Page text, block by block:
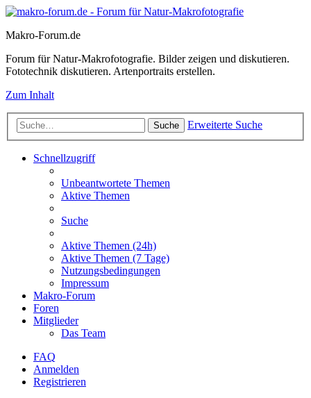
Makro-Forum.de
Forum für Natur-Makrofotografie. Bilder zeigen und diskutieren.
Fototechnik diskutieren. Artenportraits erstellen.
Zum Inhalt
Suche Erweiterte Suche
Schnellzugriff
Unbeantwortete Themen
Aktive Themen
Suche
Aktive Themen (24h)
Aktive Themen (7 Tage)
Nutzungsbedingungen
Impressum
Makro-Forum
Foren
Mitglieder
Das Team
FAQ
Anmelden
Registrieren